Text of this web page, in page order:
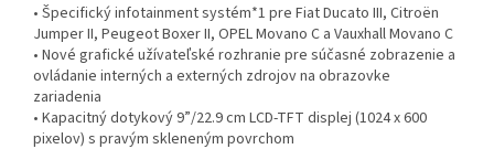
• Špecifický infotainment systém*1 pre Fiat Ducato III, Citroën
Jumper II, Peugeot Boxer II, OPEL Movano C a Vauxhall Movano C
• Nové grafické užívateľské rozhranie pre súčasné zobrazenie a
ovládanie interných a externých zdrojov na obrazovke
zariadenia
• Kapacitný dotykový 9”/22.9 cm LCD-TFT displej (1024 x 600
pixelov) s pravým skleneným povrchom